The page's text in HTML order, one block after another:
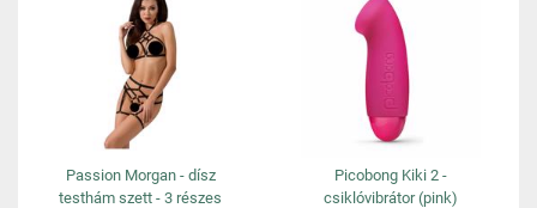
Passion Morgan - dísz
testhám szett - 3 részes
Picobong Kiki 2 -
csiklóvibrátor (pink)